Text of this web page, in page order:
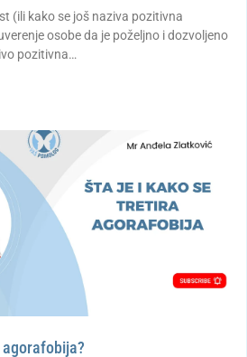
(ili kako se još naziva pozitivna
osobe da je poželjno i dozvoljeno
pozitivna…